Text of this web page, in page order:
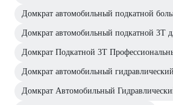
Домкрат автомобильный подкатной
Домкрат автомобильный подкатной 3Т
Домкрат Подкатной 3Т
Домкрат автомобильный
Домкрат Автомобильный